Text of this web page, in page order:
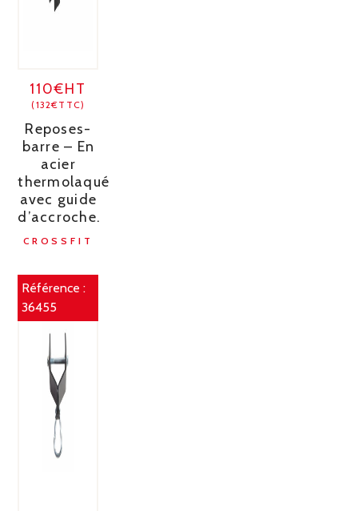
110€HT
(132€TTC)
Reposes-
barre – En
acier
thermolaqué
avec guide
d’accroche.
CROSSFIT
Référence :
36455